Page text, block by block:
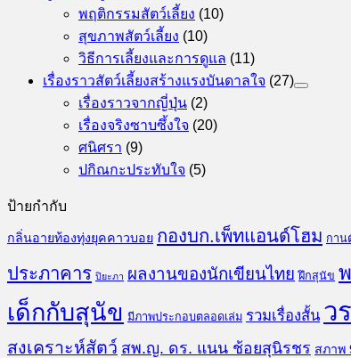
พฤติกรรมสัตว์เลี้ยง (10)
สุขภาพสัตว์เลี้ยง (10)
วิธีการเลี้ยงและการดูแล (11)
เรื่องราวสัตว์เลี้ยงสร้างแรงบันดาลใจ (27)
เรื่องราวจากญี่ปุ่น (2)
เรื่องจริงซาบซึ้งใจ (20)
ศนิศรา (9)
ปกิณกะประทับใจ (5)
ป้ายกำกับ
กลิ่นอายท้องทุ่งยุคคาวบอย กองบก.เพ็ทแอนด์โฮม กาน
ประภาคาร ปิยะภา ผลงานของนักเขียนไทย ฝึกสุนัข
เด็กกับสุนัข มีภาพประกอบตลอดเล่ม รวมเรื่องสั้น ว
สงเคราะห์สัตว์ สพ.ญ. ดร. แนน ช้อยสุนิรชร สภาพ